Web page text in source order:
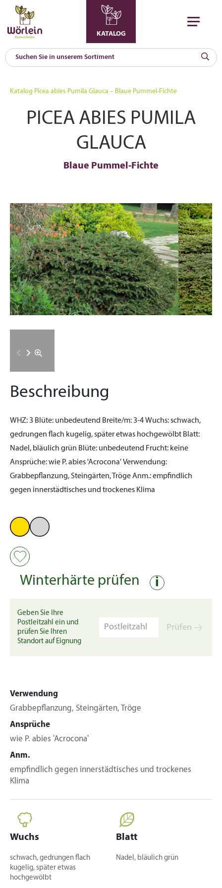
KATALOG
Katalog Picea abies Pumila Glauca – Blaue Pummel-Fichte
PICEA ABIES PUMILA
GLAUCA
Blaue Pummel-Fichte
Beschreibung
WHZ:3 Blüte: unbedeutend Breite/m:3-4Wuchs:schwach,
gedrungen flach kugelig, später etwas hochgewölbt Blatt:
Nadel, bläulich grün Blüte: unbedeutend Frucht: keine
Ansprüche:wie P. abies 'Acrocona'Verwendung:
Grabbepflanzung, Steingärten, TrögeAnm.:empfindlich
gegen innerstädtisches und trockenes Klima
Winterhärte prüfen i
Geben Sie Ihre
Postleitzahl ein und
prüfen Sie Ihren
Standort auf Eignung
Prüfen
Verwendung
Grabbepflanzung, Steingärten, Tröge
Ansprüche
wie P. abies 'Acrocona'
Anm.
empfindlich gegen innerstädtisches und trockenes
Klima
Wuchs
schwach, gedrungen flach
kugelig, später etwas
hochgewölbt
Blatt
Nadel, bläulich grün